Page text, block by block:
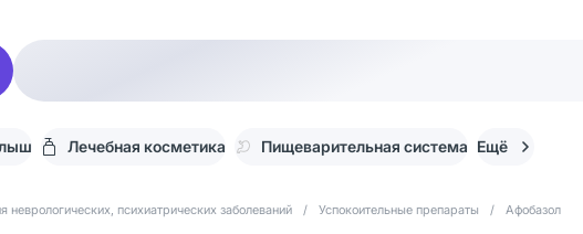
Лечебная косметика Пищеварительная система Ещё
неврологических, психиатрических заболеваний / Успокоительные препараты / Афобазол